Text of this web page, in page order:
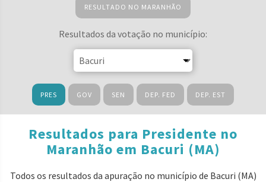
RESULTADO NO MARANHÃO
Resultados da votação no município:
PRES GOV SEN DEP. FED DEP. EST
Resultados para Presidente no
Maranhão em Bacuri (MA)
Todos os resultados da apuração no município de Bacuri (MA)